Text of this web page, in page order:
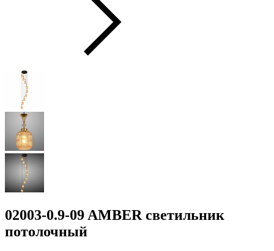
02003-0.9-09 AMBER светильник
потолочный